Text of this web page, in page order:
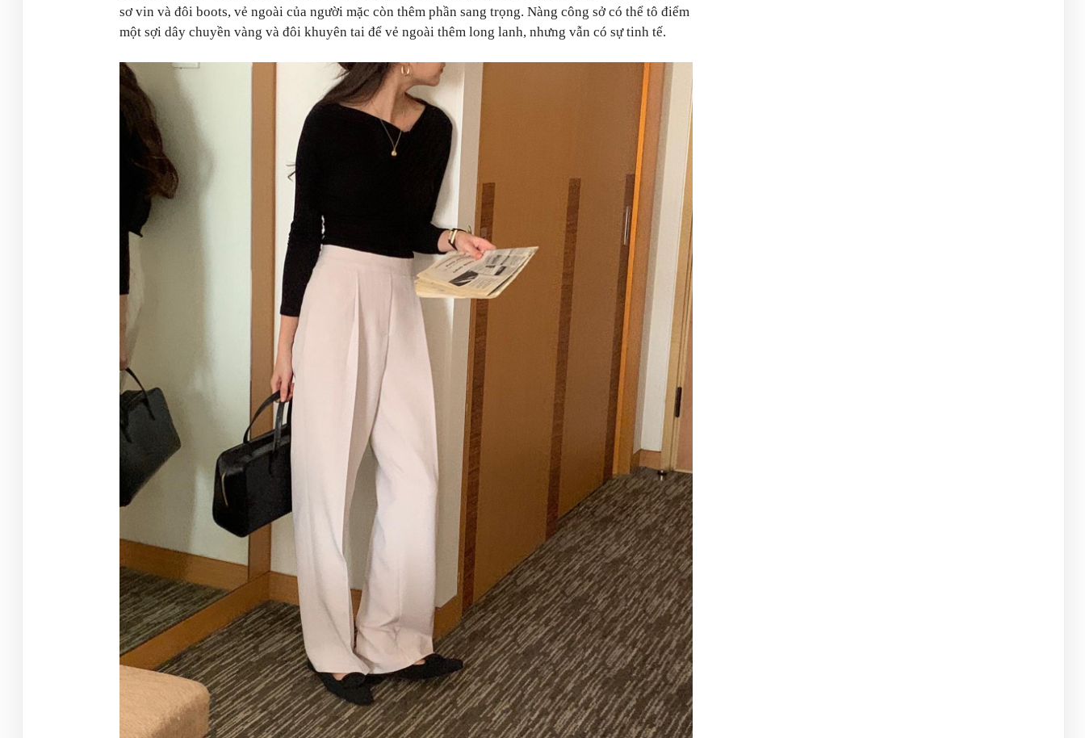
sơ vin và đôi boots, vẻ ngoài của người mặc còn thêm phần sang trọng. Nàng công sở có thể tô điểm
một sợi dây chuyền vàng và đôi khuyên tai để vẻ ngoài thêm long lanh, nhưng vẫn có sự tinh tế.